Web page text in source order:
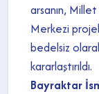
arsanın,
Merkezi
bedelsiz
kararlaştırıldı.
Bayraktar